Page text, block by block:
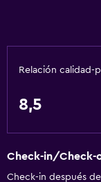
Relación calidad-
8,5
Check-in/Check-
Check-in después